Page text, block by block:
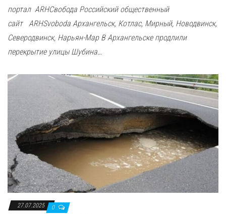
портал ARHСвобода Российский общественный
сайт ARHSvoboda Архангельск, Котлас, Мирный, Новодвинск,
Северодвинск, Нарьян-Мар В Архангельске продлили
перекрытие улицы Шубина…
27.07.2025 0